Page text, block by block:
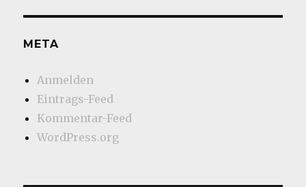
META
Anmelden
Eintrags-Feed
Kommentar-Feed
WordPress.org